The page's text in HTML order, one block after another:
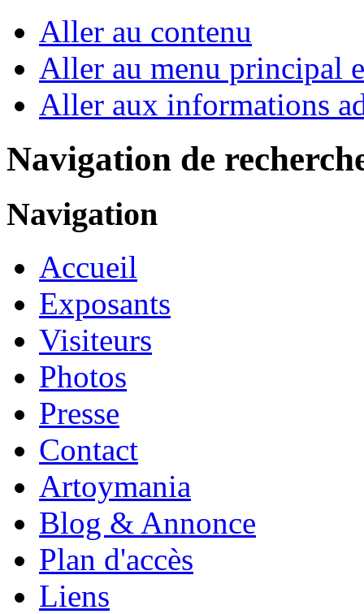
Aller au contenu
Aller au menu principal
Aller aux informations
Navigation de
Navigation
Accueil
Exposants
Visiteurs
Photos
Presse
Contact
Artoymania
Blog & Annonce
Plan d'accès
Liens